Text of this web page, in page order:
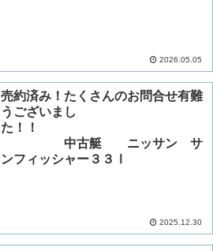
2026.05.05
売約済み！たくさんのお問合せ有難
うございまし
た！！
中古艇 ニッサン サ
ンフィッシャー３３Ⅰ
2025.12.30